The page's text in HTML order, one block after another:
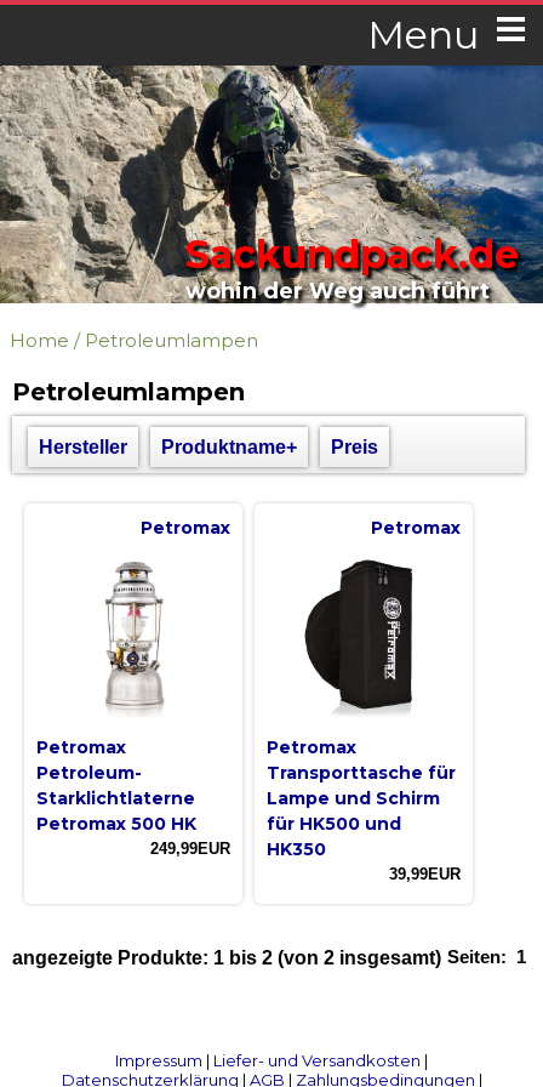
Menu
Sackundpack.de
wohin der Weg auch führt
Home / Petroleumlampen
Petroleumlampen
Hersteller Produktname+ Preis
Petromax
Petromax
Petroleum-
Starklichtlaterne
Petromax 500 HK
249,99EUR
Petromax
Petromax
Transporttasche für
Lampe und Schirm
für HK500 und
HK350
39,99EUR
Seiten: 1
angezeigte Produkte: 1 bis 2 (von 2 insgesamt)
Impressum | Liefer- und Versandkosten |
Datenschutzerklärung | AGB | Zahlungsbedingungen |